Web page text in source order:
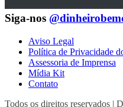
Siga-nos
Aviso Legal
Política de Privacidade
Assessoria de Imprensa
Mídia Kit
Contato
Todos os direitos reservados |